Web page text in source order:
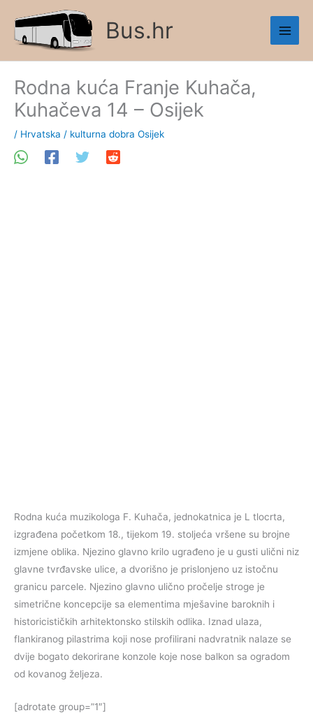
content
Bus.hr
Rodna kuća Franje Kuhača,
Kuhačeva 14 – Osijek
/ Hrvatska / kulturna dobra Osijek
Rodna kuća muzikologa F. Kuhača, jednokatnica je L tlocrta,
izgrađena početkom 18., tijekom 19. stoljeća vršene su brojne
izmjene oblika. Njezino glavno krilo ugrađeno je u gusti ulični niz
glavne tvrđavske ulice, a dvorišno je prislonjeno uz istočnu
granicu parcele. Njezino glavno ulično pročelje stroge je
simetrične koncepcije sa elementima mješavine baroknih i
historicističkih arhitektonsko stilskih odlika. Iznad ulaza,
flankiranog pilastrima koji nose profilirani nadvratnik nalaze se
dvije bogato dekorirane konzole koje nose balkon sa ogradom
od kovanog željeza.
[adrotate group=”1″]